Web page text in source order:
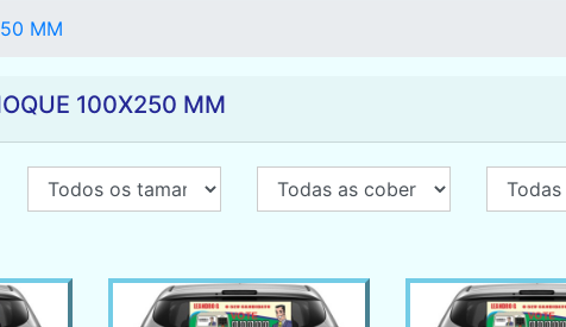
MM
100X250 MM